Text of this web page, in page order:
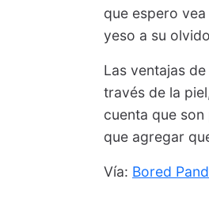
que espero
yeso a su
Las ventajas
través de la
cuenta que
que agregar
Vía: Bored